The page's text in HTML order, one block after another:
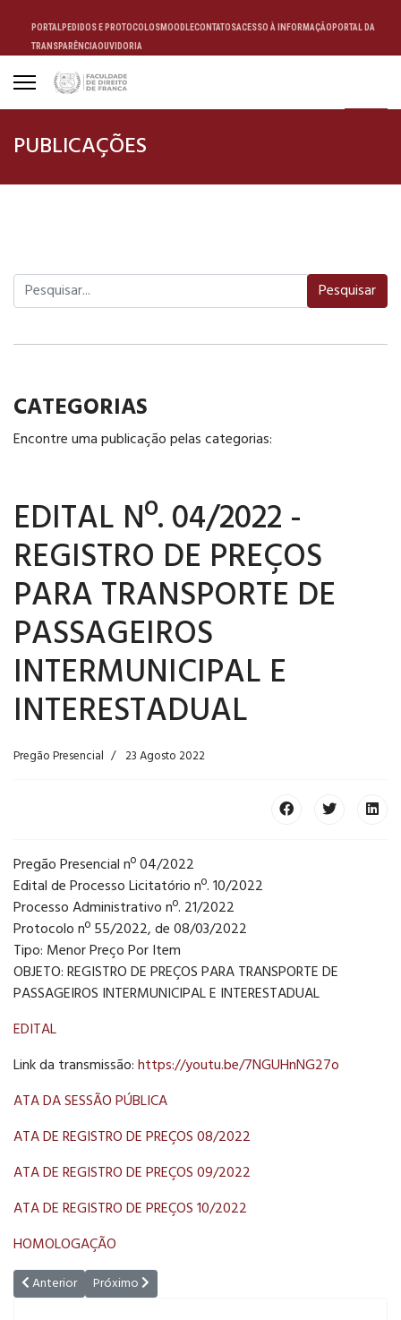
PORTALPEDIDOS E PROTOCOLOSMOODLECONTATOSACESSO À INFORMAÇÃO PORTAL DA
TRANSPARÊNCIAOUVIDORIA
PUBLICAÇÕES
Pesquisar Pesquisar
CATEGORIAS
Encontre uma publicação pelas categorias:
EDITAL Nº. 04/2022 -
REGISTRO DE PREÇOS
PARA TRANSPORTE DE
PASSAGEIROS
INTERMUNICIPAL E
INTERESTADUAL
Pregão Presencial 23 Agosto 2022
Pregão Presencial nº 04/2022
Edital de Processo Licitatório nº. 10/2022
Processo Administrativo nº. 21/2022
Protocolo nº 55/2022, de 08/03/2022
Tipo: Menor Preço Por Item
OBJETO: REGISTRO DE PREÇOS PARA TRANSPORTE DE
PASSAGEIROS INTERMUNICIPAL E INTERESTADUAL
EDITAL
Link da transmissão:https://youtu.be/7NGUHnNG27o
ATA DA SESSÃO PÚBLICA
ATA DE REGISTRO DE PREÇOS 08/2022
ATA DE REGISTRO DE PREÇOS 09/2022
ATA DE REGISTRO DE PREÇOS 10/2022
HOMOLOGAÇÃO
Artigo anterior: EDITAL Nº. 021/2022 - REGISTRO DE PREÇOS PARA
Anterior Próximo artigo: PREGÃO PRESENCIAL nº 03/2022 -
Próximo